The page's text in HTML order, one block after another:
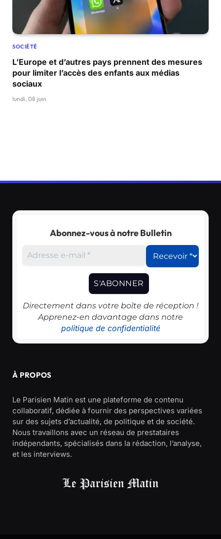
SOCIÉTÉ
L’Europe et d’autres pays prennent des mesures
pour limiter l’accès des enfants aux médias
sociaux
lundi, 08 juin
Abonnez-vous à notre Bulletin
Directement dans votre boîte de réception !
Apprenez-en davantage dans notre
politique de confidentialité
À PROPOS
Le Parisien Matin est une plateforme de contenu
collaboratif, dédiée à fournir des perspectives variées
sur des sujets d’actualité, de politique et de société.
Nous travaillons avec un réseau de prestataires
indépendants, spécialisés dans la rédaction, l’analyse,
et les interviews.